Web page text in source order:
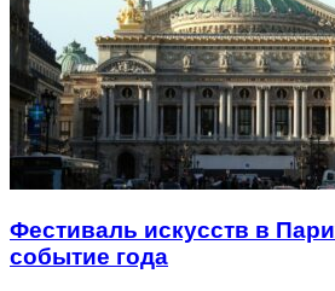
Фестиваль искусств в
событие года